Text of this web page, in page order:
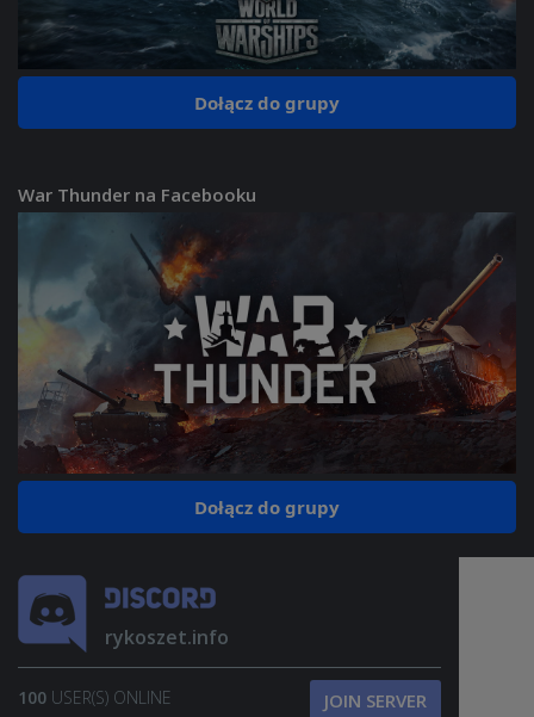
Dołącz do grupy
War Thunder na Facebooku
Dołącz do grupy
rykoszet.info
100 USER(S) ONLINE JOIN SERVER